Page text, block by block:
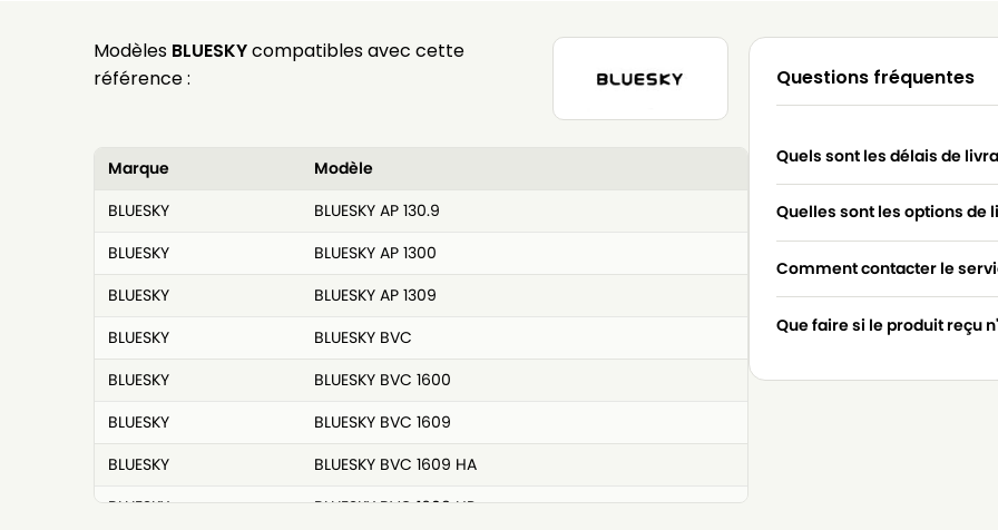
Modèles BLUESKYcompatibles avec cette
référence :
Marque
Modèle
BLUESKY
BLUESKY AP 130.9
BLUESKY
BLUESKY AP 1300
BLUESKY
BLUESKY AP 1309
BLUESKY
BLUESKY BVC
BLUESKY
BLUESKY BVC 1600
BLUESKY
BLUESKY BVC 1609
BLUESKY
BLUESKY BVC 1609 HA
BLUESKY
BLUESKY BVC 1609 HP
Questions fréquentes
Quels sont les délais de
Quelles sont les options de
Comment contacter le
Que faire si le produit reçu